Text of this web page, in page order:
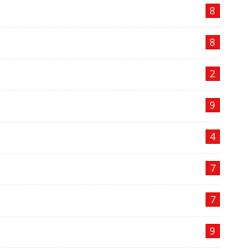
8
8
2
9
4
7
7
9